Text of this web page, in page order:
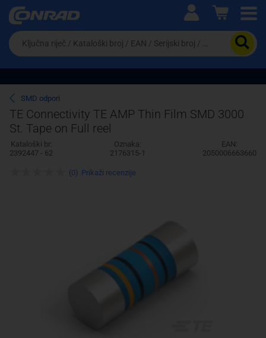
Ova postavka prilagođava asortiman proizvoda i
cijene vašim potrebama.
Pravno lice
Da
biste
potražili
proizvod,
unesite
ključnu
riječ,
kataloški
broj,
EAN
ili
SMD odpori
TE Connectivity TE AMP Thin Film SMD 3000
St. Tape on Full reel
Kataloški br:
2392447 - 62
Oznaka:
2176315-1
EAN:
2050006663660
(0) Prikaži recenzije